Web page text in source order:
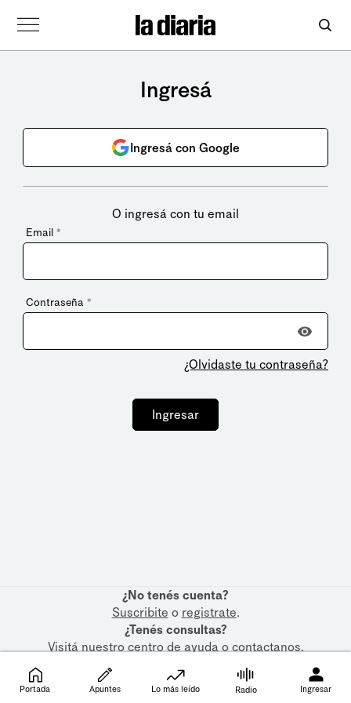
Ingresá
Ingresá con Google
O ingresá con tu email
Email *
Contraseña *
¿Olvidaste tu contraseña?
Ingresar
¿No tenés cuenta?
Suscribite o registrate.
¿Tenés consultas?
Visitá nuestrocentro de ayudaocontactanos.
Portada Apuntes Lo más leído Radio Ingresar